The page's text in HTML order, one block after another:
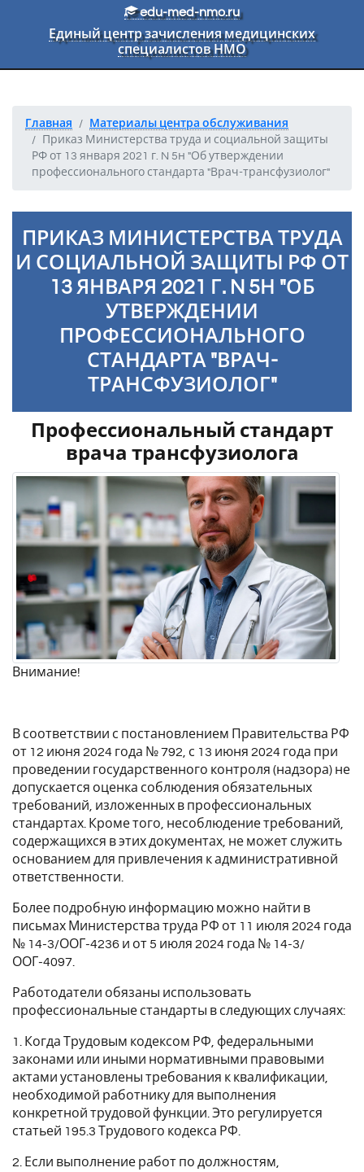
Перейти к основному текстуedu-med-nmo.ru
Единый центр зачисления медицинских
специалистов НМО
Главная
Материалы центра обслуживания
Приказ Министерства труда и социальной защиты
РФ от 13 января 2021 г. N 5н "Об утверждении
профессионального стандарта "Врач-трансфузиолог"
ПРИКАЗ МИНИСТЕРСТВА ТРУДА
И СОЦИАЛЬНОЙ ЗАЩИТЫ РФ ОТ
13 ЯНВАРЯ 2021 Г. N 5Н "ОБ
УТВЕРЖДЕНИИ
ПРОФЕССИОНАЛЬНОГО
СТАНДАРТА "ВРАЧ-
ТРАНСФУЗИОЛОГ"
Профессиональный стандарт
врача трансфузиолога
Внимание!
В соответствии с постановлением Правительства РФ
от 12 июня 2024 года № 792, с 13 июня 2024 года при
проведении государственного контроля (надзора) не
допускается оценка соблюдения обязательных
требований, изложенных в профессиональных
стандартах. Кроме того, несоблюдение требований,
содержащихся в этих документах, не может служить
основанием для привлечения к административной
ответственности.
Более подробную информацию можно найти в
письмах Министерства труда РФ от 11 июля 2024 года
№ 14-3/ООГ-4236 и от 5 июля 2024 года № 14-3/
ООГ-4097.
Работодатели обязаны использовать
профессиональные стандарты в следующих случаях:
1. Когда Трудовым кодексом РФ, федеральными
законами или иными нормативными правовыми
актами установлены требования к квалификации,
необходимой работнику для выполнения
конкретной трудовой функции. Это регулируется
статьей 195.3 Трудового кодекса РФ.
2. Если выполнение работ по должностям,